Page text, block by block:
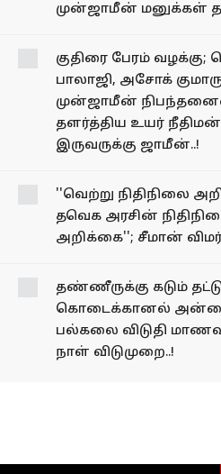
எழுத்தர்
குதிரை பேரம்
செந்தில்
அசோக்
முன்ஜாமீன்
தளர்த்திய
நீதிமன்றம்;
இருவருக்கு
''வெற்று நிதிநிலை
தவெக அரசின்
அறிக்கை''; சீமான்
பல்கலை